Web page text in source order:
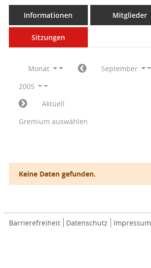
Informationen Mitglieder
Sitzungen
Monat
September
2005
Aktuell
Gremium auswählen
Keine Daten gefunden.
Barrierefreiheit Datenschutz Impressum